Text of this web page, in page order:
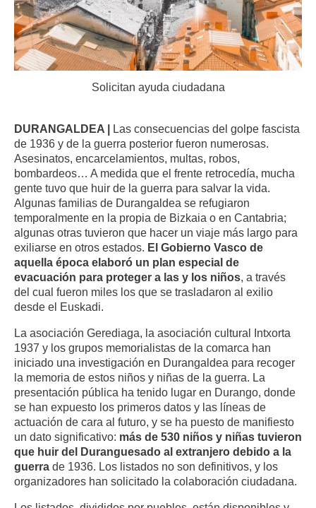
Solicitan ayuda ciudadana
DURANGALDEA | Las consecuencias del golpe fascista
de 1936 y de la guerra posterior fueron numerosas.
Asesinatos, encarcelamientos, multas, robos,
bombardeos… A medida que el frente retrocedía, mucha
gente tuvo que huir de la guerra para salvar la vida.
Algunas familias de Durangaldea se refugiaron
temporalmente en la propia de Bizkaia o en Cantabria;
algunas otras tuvieron que hacer un viaje más largo para
exiliarse en otros estados. El Gobierno Vasco de
aquella época elaboró un plan especial de
evacuación para proteger a las y los niños, a través
del cual fueron miles los que se trasladaron al exilio
desde el Euskadi.
La asociación Gerediaga, la asociación cultural Intxorta
1937 y los grupos memorialistas de la comarca han
iniciado una investigación en Durangaldea para recoger
la memoria de estos niños y niñas de la guerra. La
presentación pública ha tenido lugar en Durango, donde
se han expuesto los primeros datos y las líneas de
actuación de cara al futuro, y se ha puesto de manifiesto
un dato significativo: más de 530 niños y niñas tuvieron
que huir del Duranguesado al extranjero debido a la
guerra de 1936. Los listados no son definitivos, y los
organizadores han solicitado la colaboración ciudadana.